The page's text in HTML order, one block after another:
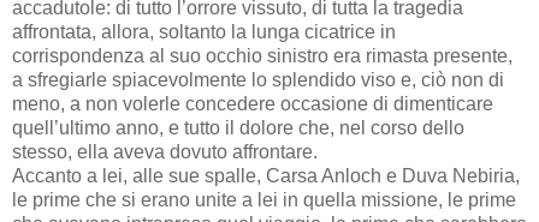
accadutole: di tutto l’orrore vissuto, di tutta la tragedia
affrontata, allora, soltanto la lunga cicatrice in
corrispondenza al suo occhio sinistro era rimasta presente,
a sfregiarle spiacevolmente lo splendido viso e, ciò non di
meno, a non volerle concedere occasione di dimenticare
quell’ultimo anno, e tutto il dolore che, nel corso dello
stesso, ella aveva dovuto affrontare.
Accanto a lei, alle sue spalle, Carsa Anloch e Duva Nebiria,
le prime che si erano unite a lei in quella missione, le prime